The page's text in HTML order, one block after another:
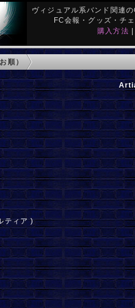
ヴィジュアル系バンド関連
FC会報・グッズ・チ
購入方法 |
順）
ティア )